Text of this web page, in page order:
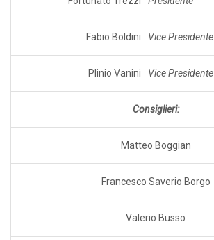
Fabio Boldini Vice Presidente
Plinio Vanini Vice Presidente
Consiglieri:
Matteo Boggian
Francesco Saverio Borgo
Valerio Busso